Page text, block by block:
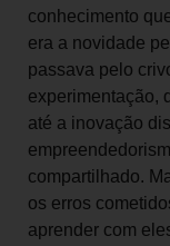
conhecimento
era a novidade
passava pelo
experimentação,
até a inovação
compartilhado.
os erros
aprender com